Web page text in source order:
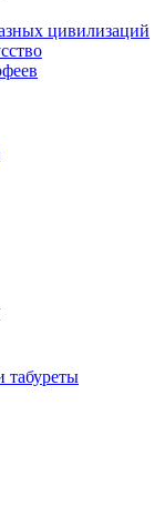
цивилизаций
табуреты